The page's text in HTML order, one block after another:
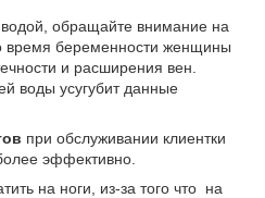
обращайте внимание на
время беременности женщины
и расширения вен.
воды усугубит данные
при обслуживании клиентки
эффективно.
на ноги, из-за того что на